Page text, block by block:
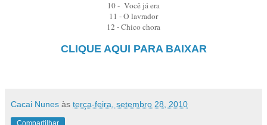
10 - Você já era
11 - O lavrador
12 - Chico chora
CLIQUE AQUI PARA BAIXAR
Cacai Nunes às terça-feira, setembro 28, 2010
Compartilhar